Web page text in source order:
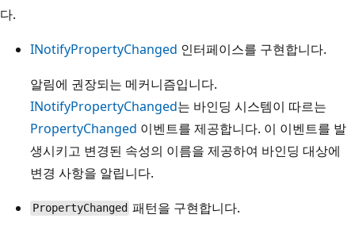
다.
INotifyPropertyChanged 인터페이스를 구현합니다.
알림에 권장되는 메커니즘입니다.
INotifyPropertyChanged는 바인딩 시스템이 따르는
PropertyChanged 이벤트를 제공합니다. 이 이벤트를 발
생시키고 변경된 속성의 이름을 제공하여 바인딩 대상에
변경 사항을 알립니다.
PropertyChanged 패턴을 구현합니다.